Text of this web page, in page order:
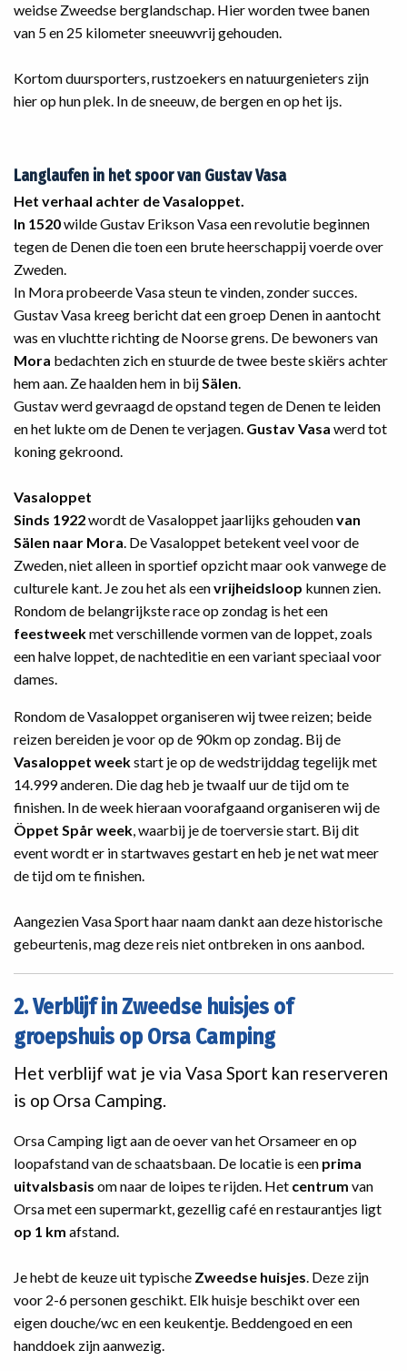
weidse Zweedse berglandschap. Hier worden twee banen
van 5 en 25 kilometer sneeuwvrij gehouden.
Kortom duursporters, rustzoekers en natuurgenieters zijn
hier op hun plek. In de sneeuw, de bergen en op het ijs.
Langlaufen in het spoor van Gustav Vasa
Het verhaal achter de Vasaloppet.
In 1520wilde Gustav Erikson Vasa een revolutie beginnen
tegen de Denen die toen een brute heerschappij voerde over
Zweden.
In Mora probeerde Vasa steun te vinden, zonder succes.
Gustav Vasa kreeg bericht dat een groep Denen in aantocht
was en vluchtte richting de Noorse grens. De bewoners van
Mora bedachten zich en stuurde de twee beste skiërs achter
hem aan. Ze haalden hem in bijSälen.
Gustav werd gevraagd de opstand tegen de Denen te leiden
en het lukte om de Denen te verjagen. Gustav Vasa werd tot
koning gekroond.
Vasaloppet
Sinds 1922wordt de Vasaloppet jaarlijks gehoudenvan
Sälen naar Mora. De Vasaloppet betekent veel voor de
Zweden, niet alleen in sportief opzicht maar ook vanwege de
culturele kant. Je zou het als eenvrijheidsloop kunnen zien.
Rondom de belangrijkste race op zondag is het een
feestweekmet verschillende vormen van de loppet, zoals
een halve loppet, de nachteditie en een variant speciaal voor
dames.
Rondom de Vasaloppet organiseren wij twee reizen; beide
reizen bereiden je voor op de 90km op zondag. Bij de
Vasaloppet weekstart je op de wedstrijddag tegelijk met
14.999 anderen. Die dag heb je twaalf uur de tijd om te
finishen. In de week hieraan voorafgaand organiseren wij de
Öppet Spår week, waarbij je de toerversie start. Bij dit
event wordt er in startwaves gestart en heb je net wat meer
de tijd om te finishen.
Aangezien Vasa Sport haar naam dankt aan deze historische
gebeurtenis, mag deze reis niet ontbreken in ons aanbod.
2. Verblijf in Zweedse huisjes of
groepshuis op Orsa Camping
Het verblijf wat je via Vasa Sport kan reserveren
is op Orsa Camping.
Orsa Camping ligt aan de oever van het Orsameer en op
loopafstand van de schaatsbaan. De locatie is een prima
uitvalsbasis om naar de loipes te rijden. Het centrum van
Orsa met een supermarkt, gezellig café en restaurantjes ligt
op 1 km afstand.
Je hebt de keuze uit typische Zweedse huisjes. Deze zijn
voor 2-6 personen geschikt. Elk huisje beschikt over een
eigen douche/wc en een keukentje. Beddengoed en een
handdoek zijn aanwezig.